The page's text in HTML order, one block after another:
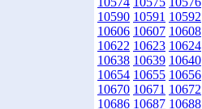
10590 10591 10592
10606 10607 10608
10622 10623 10624
10638 10639 10640
10654 10655 10656
10670 10671 10672
10686 10687 10688